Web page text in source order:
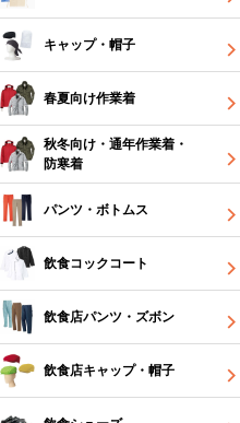
キャップ・帽子
春夏向け作業着
秋冬向け・通年作業着・
防寒着
パンツ・ボトムス
飲食コックコート
飲食店パンツ・ズボン
飲食店キャップ・帽子